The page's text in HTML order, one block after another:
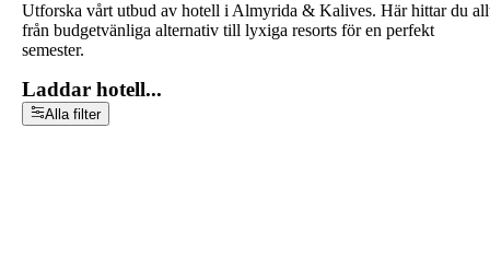
Utforska vårt utbud av hotell i Almyrida & Kalives. Här hittar du
från budgetvänliga alternativ till lyxiga resorts för en perfekt
semester.
Laddar hotell...
Alla filter